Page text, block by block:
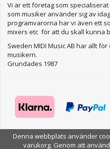
Vi är ett företag som
som musiker använder sig av
programvarorna har vi även ett
mixers etc för att du skall kunna
Sweden MIDI Music AB har allt
musikern.
Grundades 1987
Drift &
Denna webbplats använder
varukorg. Genom att